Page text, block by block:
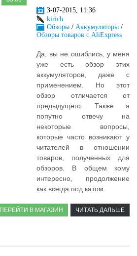
3-07-2015, 11:36
kirich
Обзоры / Аккумуляторы /
Обзоры товаров с AliExpress
Да, вы не ошиблись, у меня
уже есть обзор этих
аккумуляторов, даже с
применением. Но этот
обзор отличается от
предыдущего. Также я
попутно отвечу на
некоторые вопросы,
которые часто возникают у
читателей в отношении
товаров, полученных для
обзоров. В общем кому
интересно, продолжение
как всегда под катом.
ПЕРЕЙТИ В МАГАЗИН ЧИТАТЬ ДАЛЬШЕ